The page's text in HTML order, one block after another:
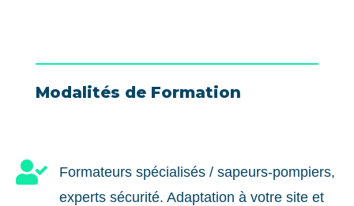
Modalités de Formation

Formateurs spécialisés / sapeurs-pompiers,
experts sécurité. Adaptation à votre site et